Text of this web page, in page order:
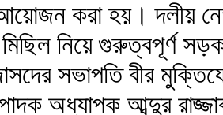
করা হয়। দলীয়
নিয়ে গুরুত্বপূর্ণ
সভাপতি বীর
অধ্যাপক আব্দুর